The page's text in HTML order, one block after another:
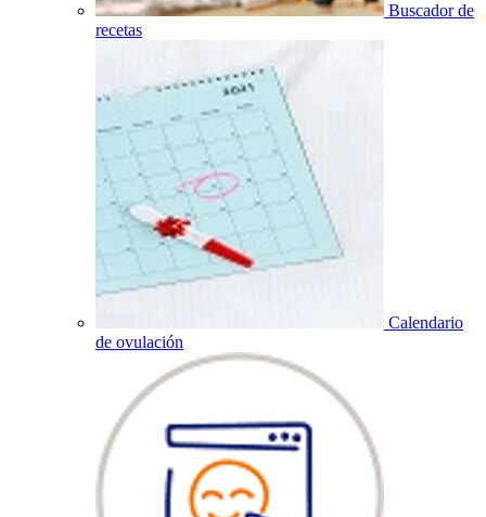
Buscador de
recetas
Calendario
de ovulación